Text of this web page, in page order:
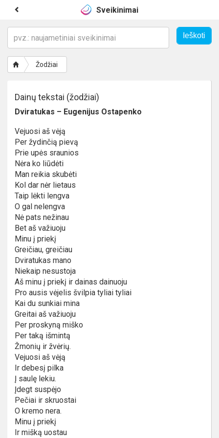
Sveikinimai
Žodžiai
Dainų tekstai (žodžiai)
Dviratukas – Eugenijus Ostapenko
Vejuosi aš vėją
Per žydinčią pievą
Prie upės sraunios
Nėra ko liūdėti
Man reikia skubėti
Kol dar nėr lietaus
Taip lėkti lengva
O gal nelengva
Nė pats nežinau
Bet aš važiuoju
Minu į priekį
Greičiau, greičiau
Dviratukas mano
Niekaip nesustoja
Aš minu į priekį ir dainas dainuoju
Pro ausis vėjelis švilpia tyliai tyliai
Kai du sunkiai mina
Greitai aš važiuoju
Per proskyną miško
Per taką išmintą
Žmonių ir žvėrių.
Vejuosi aš vėją
Ir debesį pilka
Į saulę lekiu.
Įdegt suspėjo
Pečiai ir skruostai
O kremo nera.
Minu į priekį
Ir mišką uostau